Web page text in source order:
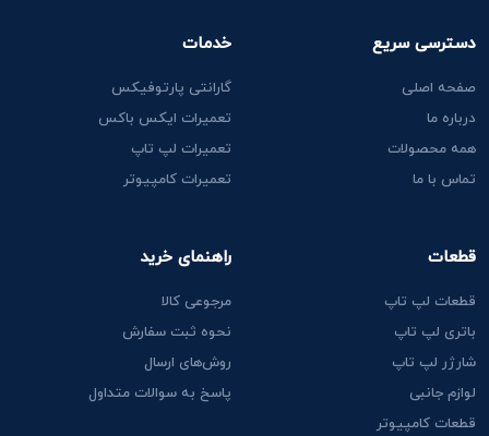
دسترسی سریع
صفحه اصلی
درباره ما
همه محصولات
تماس با ما
قطعات
قطعات لپ تاپ
باتری لپ تاپ
شارژر لپ تاپ
لوازم جانبی
قطعات کامپیوتر
خدمات
گارانتی پارتوفیکس
تعمیرات ایکس باکس
تعمیرات لپ تاپ
تعمیرات کامپیوتر
راهنمای خرید
مرجوعی کالا
نحوه ثبت سفارش
روش‌های ارسال
پاسخ به سوالات متداول